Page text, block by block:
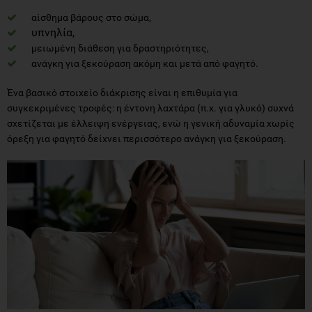
ανάγκη για ξεκούραση ακόμη και μετά από φαγητό.
Ένα βασικό στοιχείο διάκρισης είναι η επιθυμία για
συγκεκριμένες τροφές: η έντονη λαχτάρα (π.χ. για γλυκό) συχνά
όρεξη για φαγητό δείχνει περισσότερο ανάγκη για ξεκούραση.
Μορφές κόπωσης